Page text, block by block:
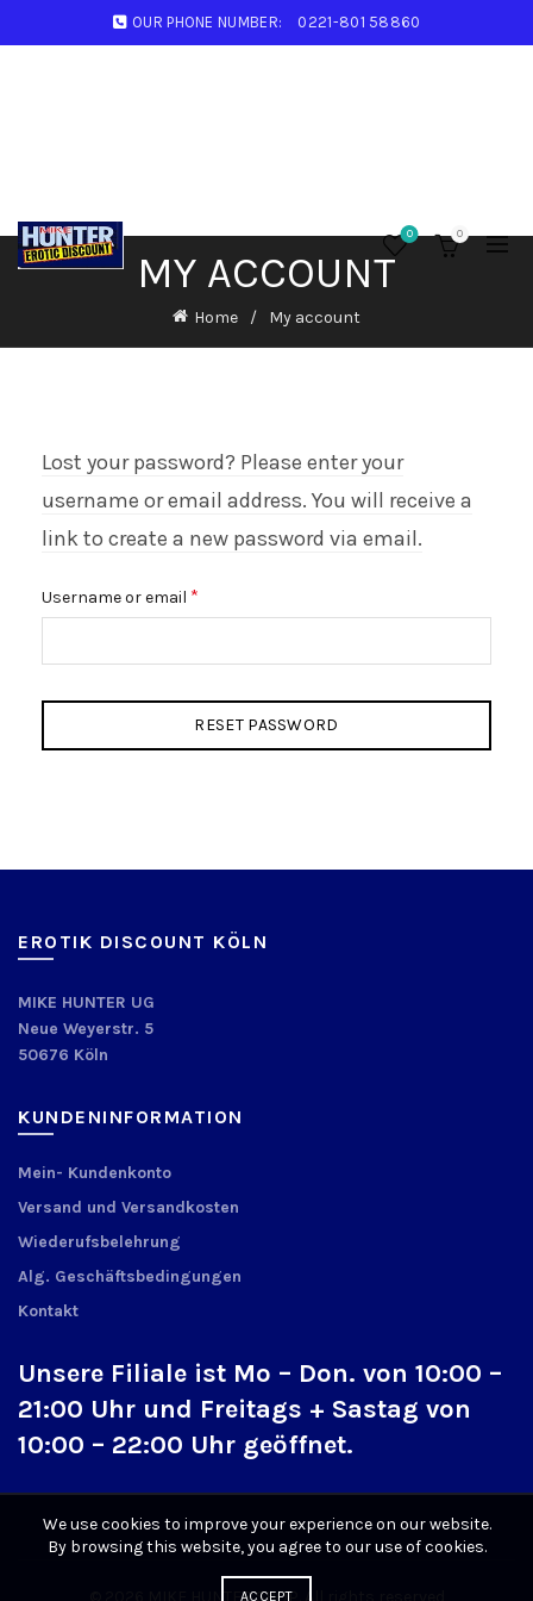
OUR PHONE NUMBER: 0221-801 58860
0 0
MY ACCOUNT
Home My account
Lost your password? Please enter your
username or email address. You will receive a
link to create a new password via email.
Username or email *
RESET PASSWORD
EROTIK DISCOUNT KÖLN
MIKE HUNTER UG
Neue Weyerstr. 5
50676 Köln
KUNDENINFORMATION
Mein- Kundenkonto
Versand und Versandkosten
Wiederufsbelehrung
Alg. Geschäftsbedingungen
Kontakt
Unsere Filiale ist Mo – Don. von 10:00 –
21:00 Uhr und Freitags + Sastag von
10:00 – 22:00 Uhr geöffnet.
MIKE HUNTER SHOP
We use cookies to improve your experience on our website.
By browsing this website, you agree to our use of cookies.
ACCEPT